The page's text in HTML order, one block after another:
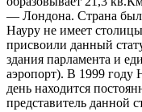
— Лондона. Страна
Науру не имеет
присвоили данный
здания парламента и
аэропорт). В 1999
день находится
представитель данной